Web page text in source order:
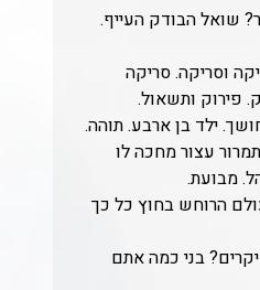
שואל הבודק העייף.
וסריקה. סריקה
פירוק ותשאול.
ילד בן ארבע. תוהה.
עצור מחכה לו
מבועת.
הרוחש בחוץ כל כך
בני כמה אתם